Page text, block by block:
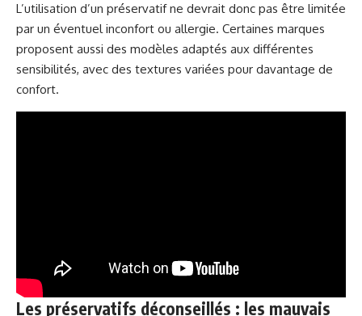
L’utilisation d’un préservatif ne devrait donc pas être limitée
par un éventuel inconfort ou allergie. Certaines marques
proposent aussi des modèles adaptés aux différentes
sensibilités, avec des textures variées pour davantage de
confort.
Les préservatifs déconseillés : les mauvais